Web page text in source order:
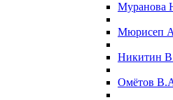
Муранова
Мюрисеп
Никитин
Омётов